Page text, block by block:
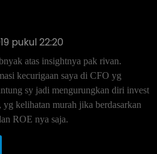
pukul 22:20
atas insightnya pak rivan.
kecurigaan saya di CFO yg
sy jadi mengurungkan diri invest
yg kelihatan murah jika berdasarkan
ROE nya saja.